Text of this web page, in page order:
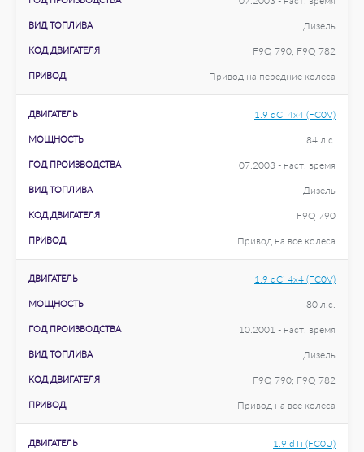
ВИД ТОПЛИВА Дизель
КОД ДВИГАТЕЛЯ F9Q 790; F9Q 782
ПРИВОД Привод на передние колеса
ДВИГАТЕЛЬ 1.9 dCi 4x4 (FC0V)
МОЩНОСТЬ 84 л.с.
ГОД ПРОИЗВОДСТВА 07.2003 - наст. время
ВИД ТОПЛИВА Дизель
КОД ДВИГАТЕЛЯ F9Q 790
ПРИВОД Привод на все колеса
ДВИГАТЕЛЬ 1.9 dCi 4x4 (FC0V)
МОЩНОСТЬ 80 л.с.
ГОД ПРОИЗВОДСТВА 10.2001 - наст. время
ВИД ТОПЛИВА Дизель
КОД ДВИГАТЕЛЯ F9Q 790; F9Q 782
ПРИВОД Привод на все колеса
ДВИГАТЕЛЬ 1.9 dTi (FC0U)